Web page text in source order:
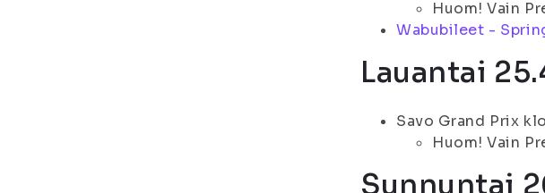
Huom! Vain
Wabubileet -
Lauantai
Savo Grand Prix
Huom! Vain
Sunnuntai